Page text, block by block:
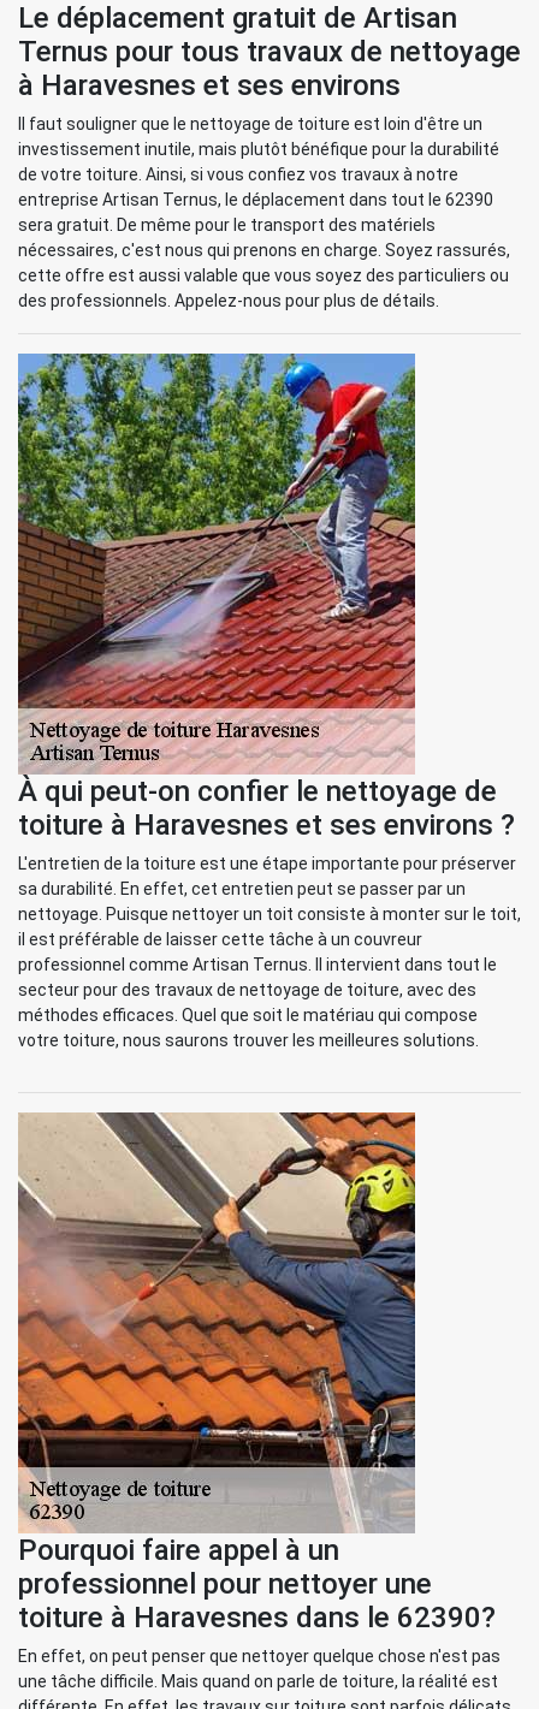
Le déplacement gratuit de Artisan
Ternus pour tous travaux de nettoyage
à Haravesnes et ses environs
Il faut souligner que le nettoyage de toiture est loin d'être un
investissement inutile, mais plutôt bénéfique pour la durabilité
de votre toiture. Ainsi, si vous confiez vos travaux à notre
entreprise Artisan Ternus, le déplacement dans tout le 62390
sera gratuit. De même pour le transport des matériels
nécessaires, c'est nous qui prenons en charge. Soyez rassurés,
cette offre est aussi valable que vous soyez des particuliers ou
des professionnels. Appelez-nous pour plus de détails.
À qui peut-on confier le nettoyage de
toiture à Haravesnes et ses environs ?
L'entretien de la toiture est une étape importante pour préserver
sa durabilité. En effet, cet entretien peut se passer par un
nettoyage. Puisque nettoyer un toit consiste à monter sur le toit,
il est préférable de laisser cette tâche à un couvreur
professionnel comme Artisan Ternus. Il intervient dans tout le
secteur pour des travaux de nettoyage de toiture, avec des
méthodes efficaces. Quel que soit le matériau qui compose
votre toiture, nous saurons trouver les meilleures solutions.
Pourquoi faire appel à un
professionnel pour nettoyer une
toiture à Haravesnes dans le 62390?
En effet, on peut penser que nettoyer quelque chose n'est pas
une tâche difficile. Mais quand on parle de toiture, la réalité est